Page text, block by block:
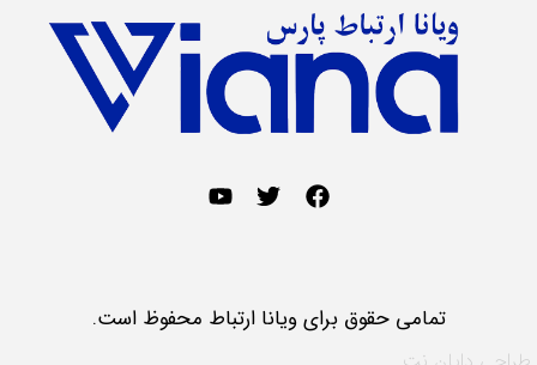
تمامی حقوق برای ویانا ارتباط محفوظ است.